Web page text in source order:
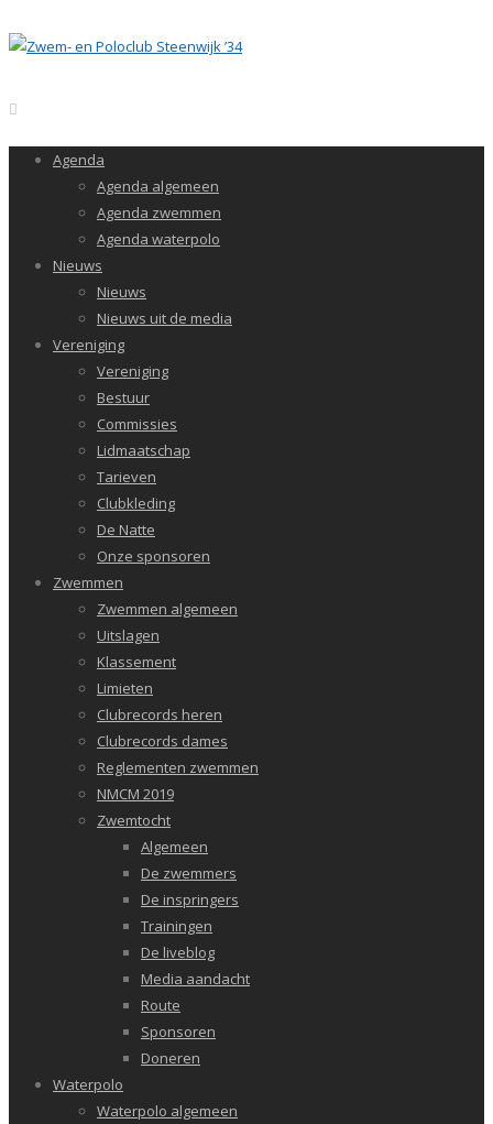
Agenda
Agenda algemeen
Agenda zwemmen
Agenda waterpolo
Nieuws
Nieuws
Nieuws uit de media
Vereniging
Vereniging
Bestuur
Commissies
Lidmaatschap
Tarieven
Clubkleding
De Natte
Onze sponsoren
Zwemmen
Zwemmen algemeen
Uitslagen
Klassement
Limieten
Clubrecords heren
Clubrecords dames
Reglementen zwemmen
NMCM 2019
Zwemtocht
Algemeen
De zwemmers
De inspringers
Trainingen
De liveblog
Media aandacht
Route
Sponsoren
Doneren
Waterpolo
Waterpolo algemeen